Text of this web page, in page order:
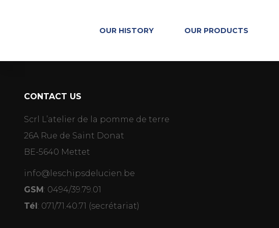
OUR HISTORY OUR PRODUCTS
CONTACT US
Scrl L’atelier de la pomme de terre
26A Rue de Saint Donat
BE-5640 Mettet
info@leschipsdelucien.be
GSM: 0494/39.79.01
Tél: 071/71.40.71 (secrétariat)